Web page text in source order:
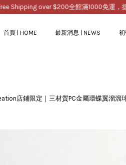
over $200全館滿1000免運，提
首頁 | HOME 最新消息 | NEWS 初
店鋪限定｜三材質PC金屬環蝶翼溜溜